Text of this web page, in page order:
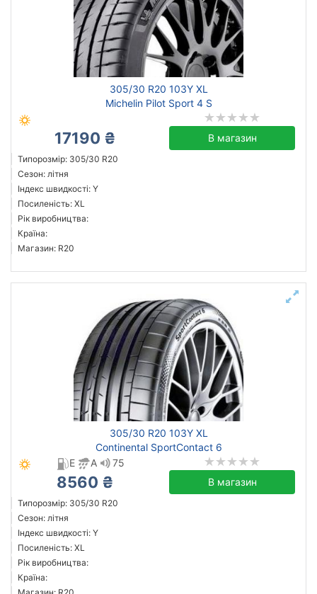
305/30 R20 103Y XL
Michelin Pilot Sport 4 S
17190 ₴ В магазин
Типорозмір: 305/30 R20
Сезон: літня
Індекс швидкості: Y
Посиленість: XL
Рік виробництва:
Країна:
Магазин: R20
305/30 R20 103Y XL
Continental SportContact 6
E
A 75
8560 ₴ В магазин
Типорозмір: 305/30 R20
Сезон: літня
Індекс швидкості: Y
Посиленість: XL
Рік виробництва:
Країна: